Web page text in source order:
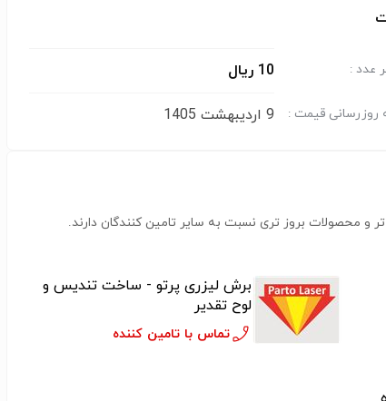
عدد : 10 ریال
روزرسانی قیمت : 9 اردیبهشت 1405
و محصولات بروز تری نسبت به سایر تامین کنندگان دارند.
برش لیزری پرتو - ساخت تندیس و
لوح تقدیر
تماس با تامین کننده